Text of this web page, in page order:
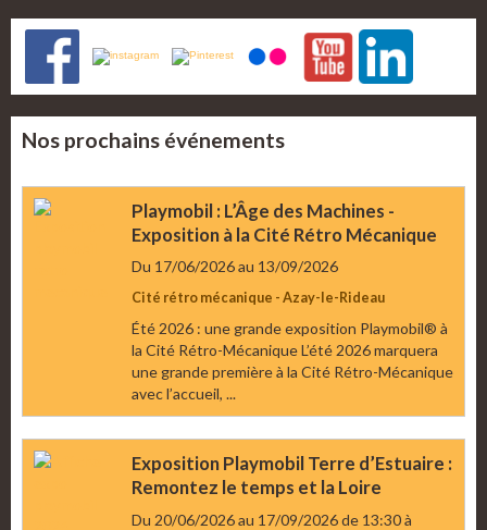
Nos prochains événements
Playmobil : L’Âge des Machines -
Exposition à la Cité Rétro Mécanique
Du 17/06/2026au 13/09/2026
Cité rétro mécanique - Azay-le-Rideau
Été 2026 : une grande exposition Playmobil® à
la Cité Rétro-Mécanique L’été 2026 marquera
une grande première à la Cité Rétro-Mécanique
avec l’accueil, ...
Exposition Playmobil Terre d’Estuaire :
Remontez le temps et la Loire
Du 20/06/2026au 17/09/2026de 13:30à